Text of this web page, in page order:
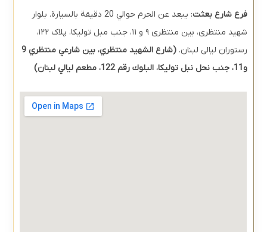
فرع شارع بعثت: يبعد عن الحرم حوالي 20 دقيقة بالسيارة.
بلوار
شهید منتظری، بین منتظری ۹ و ۱۱، جنب مبل تولیکا، پلاک ۱۲۲،
رستوران لیالی لبنان.(
شارع الشهيد منتظري، بين شارعي منتظري 9
و11، جنب نحل نبل توليكا، البلوك رقم 122، مطعم ليالي لبنان)